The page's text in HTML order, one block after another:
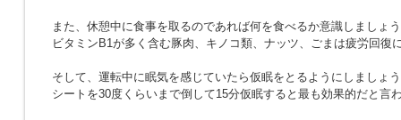
また、休憩中に食事を取るのであれば何を食べるか意識しましょ
ビタミンB1が多く含む豚肉、キノコ類、ナッツ、ごまは疲労回復
そして、運転中に眠気を感じていたら仮眠をとるようにしましょ
シートを30度くらいまで倒して15分仮眠すると最も効果的だと言